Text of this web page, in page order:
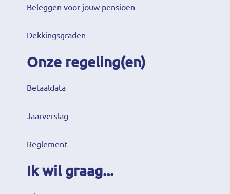
Beleggen voor jouw pensioen
Dekkingsgraden
Onze regeling(en)
Betaaldata
Jaarverslag
Reglement
Ik wil graag...